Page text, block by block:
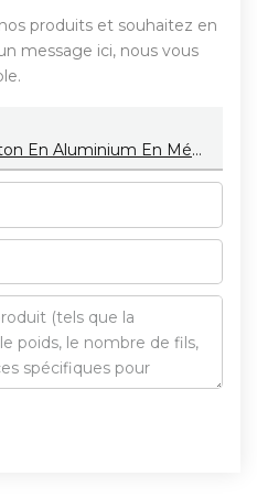
produits et souhaitez en
message ici, nous vous
Service Titanique En Laiton En Aluminium En Métal De Précision Faite Sur Commande De Robinet À Tournant Sphérique D'OEM